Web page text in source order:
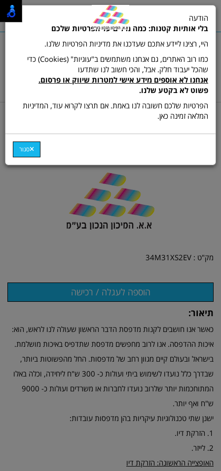
שרות לקוחות ותמיכה:03-9511473
hamikun4u@gmail.com
תפריט
דף בית מאמרים
המדריך המושלם לקניית
מק"ט : 34M31XS2EV
תיאור:
כאשר אנו חושבים לקנות מדפסת הדבר הראשון שעולה לנו לראש, הוא:
איכות ההדפסה. אנו לרוב מחפשים מדפסת שתדפיס באיכות מושלמת.
בישראל ובעולם קיים מגוון רחב של מדפסות. החל מהפשוטות ביותר,
שבדרך כלל נועדו לשימוש ביתי ועולות כ- 300 ש"ח ליחידה, וכלה באלו
המתוחכמות יותר שלרוב נועדו לחברות או משרדים ועולות כ- 9000
ש"ח ואף יותר.
ישנן שתי טכנולוגיות עיקריות בהן מדפסות עובדות:
1. הזרקת דיו.
2. לייזר.
האופצייה הראשונה: הזרקת דיו
הודעה
בלי אותיות קטנות: כמה מילים על הפרטיות שלכם
היי, רצינו ליידע אתכם שעדכנו את מדיניות הפרטיות שלנו.
כמו רוב האתרים, גם אנחנו משתמשים ב"עוגיות" (Cookies) כדי
שהכל יעבוד חלק. אבל, והכי חשוב לנו שתדעו
אנחנו לא אוספים מידע אישי למטרות שיווק או פרסום.
פשוט לא בקטע שלנו.
הפרטיות שלכם חשובה לנו באמת. אם תרצו לקרוא עוד, המדיניות
המלאה זמינה כאן.
סגור